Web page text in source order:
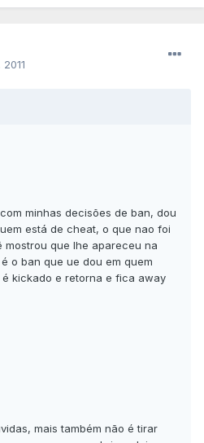
minhas decisões de ban, dou
está de cheat, o que nao foi
que lhe apareceu na
o ban que ue dou em quem
kickado e retorna e fica away
mais também não é tirar